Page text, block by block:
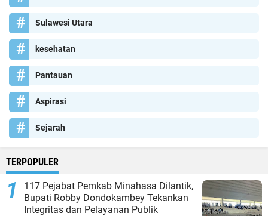
Sulawesi Utara
kesehatan
Pantauan
Aspirasi
Sejarah
TERPOPULER
117 Pejabat Pemkab Minahasa Dilantik,
Bupati Robby Dondokambey Tekankan
Integritas dan Pelayanan Publik